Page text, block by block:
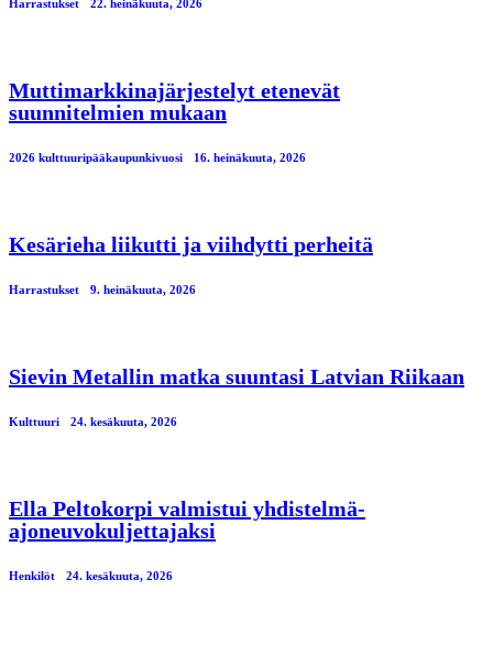
Harrastukset 22. heinäkuuta, 2026
Muttimarkkinajärjestelyt etenevät
suunnitelmien mukaan
2026 kulttuuripääkaupunkivuosi 16. heinäkuuta, 2026
Kesärieha liikutti ja viihdytti perheitä
Harrastukset 9. heinäkuuta, 2026
Sievin Metallin matka suuntasi Latvian Riikaan
Kulttuuri 24. kesäkuuta, 2026
Ella Peltokorpi valmistui yhdistelmä-
ajoneuvokuljettajaksi
Henkilöt 24. kesäkuuta, 2026